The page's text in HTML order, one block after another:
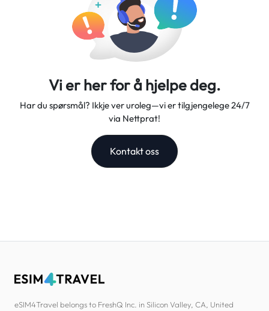
Vi er her for å hjelpe deg.
Har du spørsmål? Ikkje ver uroleg—vi er tilgjengelege 24/7
via Nettprat!
Kontakt oss
eSIM4Travel belongs to FreshQ Inc. in Silicon Valley, CA, United